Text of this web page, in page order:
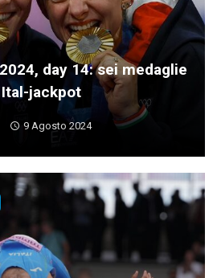
day 14: sei medaglie
jackpot
9 Agosto 2024